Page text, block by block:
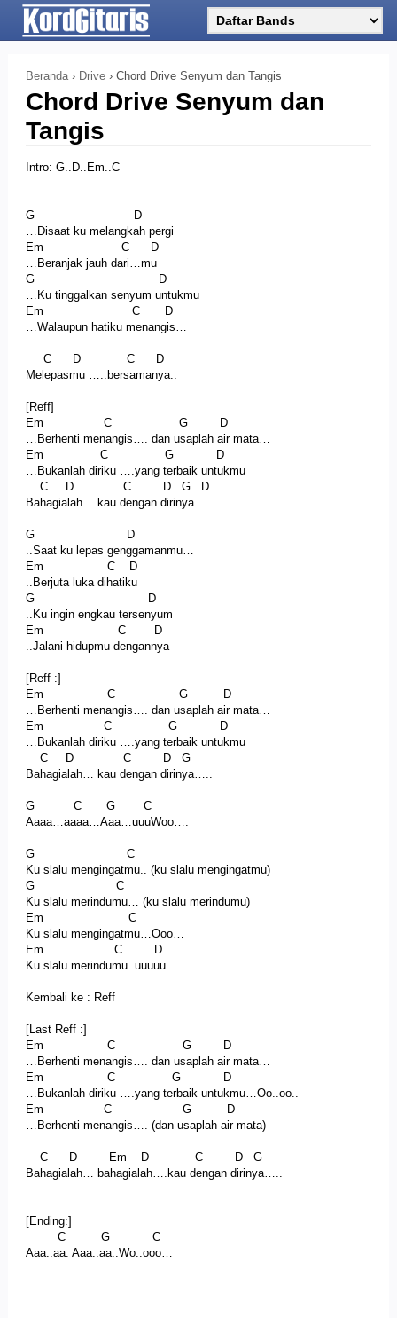
Beranda › Drive › Chord Drive Senyum dan Tangis
Chord Drive Senyum dan
Tangis
Intro: G..D..Em..C
G D
…Disaat ku melangkah pergi
Em C D
…Beranjak jauh dari…mu
G D
…Ku tinggalkan senyum untukmu
Em C D
…Walaupun hatiku menangis…
C D C D
Melepasmu …..bersamanya..
[Reff]
Em C G D
…Berhenti menangis…. dan usaplah air mata…
Em C G D
…Bukanlah diriku ….yang terbaik untukmu
C D C D G D
Bahagialah… kau dengan dirinya…..
G D
..Saat ku lepas genggamanmu…
Em C D
..Berjuta luka dihatiku
G D
..Ku ingin engkau tersenyum
Em C D
..Jalani hidupmu dengannya
[Reff :]
Em C G D
…Berhenti menangis…. dan usaplah air mata…
Em C G D
…Bukanlah diriku ….yang terbaik untukmu
C D C D G
Bahagialah… kau dengan dirinya…..
G C G C
Aaaa…aaaa…Aaa…uuuWoo….
G C
Ku slalu mengingatmu.. (ku slalu mengingatmu)
G C
Ku slalu merindumu… (ku slalu merindumu)
Em C
Ku slalu mengingatmu…Ooo…
Em C D
Ku slalu merindumu..uuuuu..
Kembali ke : Reff
[Last Reff :]
Em C G D
…Berhenti menangis…. dan usaplah air mata…
Em C G D
…Bukanlah diriku ….yang terbaik untukmu…Oo..oo..
Em C G D
…Berhenti menangis…. (dan usaplah air mata)
C D Em D C D G
Bahagialah… bahagialah….kau dengan dirinya…..
[Ending:]
C G C
Aaa..aa. Aaa..aa..Wo..ooo…